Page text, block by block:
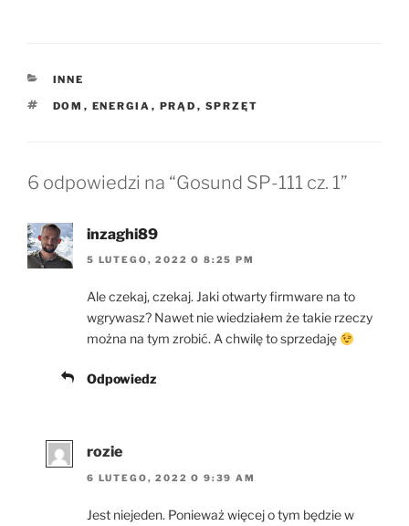
KATEGORIE
INNE
TAGI
DOM , ENERGIA , PRĄD , SPRZĘT
6 odpowiedzi na “Gosund SP-111 cz. 1”
inzaghi89
5 LUTEGO, 2022 O 8:25 PM
Ale czekaj, czekaj. Jaki otwarty firmware na to
wgrywasz? Nawet nie wiedziałem że takie rzeczy
można na tym zrobić. A chwilę to sprzedaję
Odpowiedz
rozie
6 LUTEGO, 2022 O 9:39 AM
Jest niejeden. Ponieważ więcej o tym będzie w